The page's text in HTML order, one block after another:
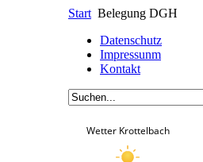
Start Belegung DGH
Datenschutz
Impressunm
Kontakt
Wetter Krottelbach